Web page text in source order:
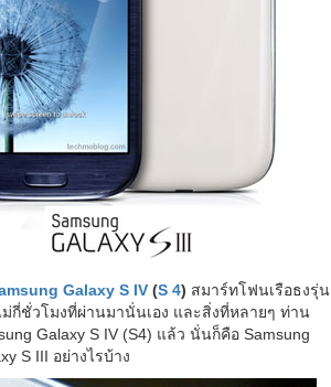
Galaxy S IV (S 4) สมาร์ทโฟนเรือธงรุ่น
ม่กี่ชั่วโมงที่ผ่านมานั่นเอง และสิ่งที่หลายๆ ท่าน
Galaxy S IV (S4) แล้ว นั่นก็คือ Samsung
S III อย่างไรบ้าง